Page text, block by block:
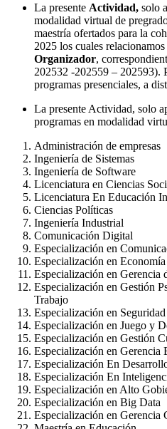
La presente Actividad, solo
modalidad virtual de
maestría ofertados para la
2025 los cuales
Organizador,
202532 -202559 – 202593).
programas presenciales, a
La presente Actividad, solo
programas en modalidad
Administración de empresas
Ingeniería de Sistemas
Ingeniería de Software
Licenciatura en Ciencias
Licenciatura En Educación
Ciencias Políticas
Ingeniería Industrial
Comunicación Digital
Especialización en
Especialización en
Especialización en Gerencia
Especialización en Gestión
Trabajo
Especialización en
Especialización en Juego y
Especialización en Gestión
Especialización en Gerencia
Especialización En
Especialización En
Especialización en Alto
Especialización en Big Data
Especialización en Gerencia